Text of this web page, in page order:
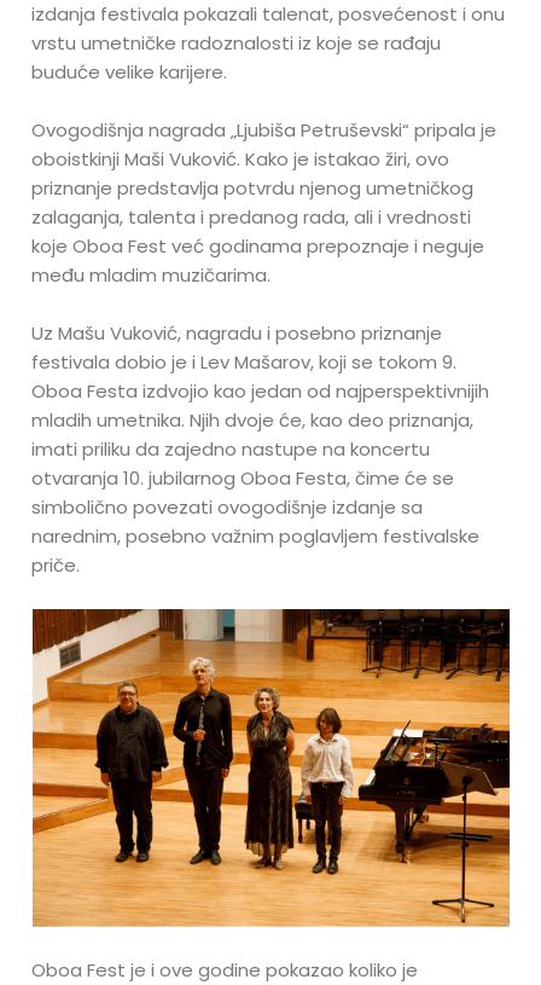
izdanja festivala pokazali talenat, posvećenost i onu
vrstu umetničke radoznalosti iz koje se rađaju
buduće velike karijere.
Ovogodišnja nagrada „Ljubiša Petruševski“ pripala je
oboistkinji Maši Vuković. Kako je istakao žiri, ovo
priznanje predstavlja potvrdu njenog umetničkog
zalaganja, talenta i predanog rada, ali i vrednosti
koje Oboa Fest već godinama prepoznaje i neguje
među mladim muzičarima.
Uz Mašu Vuković, nagradu i posebno priznanje
festivala dobio je i Lev Mašarov, koji se tokom 9.
Oboa Festa izdvojio kao jedan od najperspektivnijih
mladih umetnika. Njih dvoje će, kao deo priznanja,
imati priliku da zajedno nastupe na koncertu
otvaranja 10. jubilarnog Oboa Festa, čime će se
simbolično povezati ovogodišnje izdanje sa
narednim, posebno važnim poglavljem festivalske
priče.
Oboa Fest je i ove godine pokazao koliko je